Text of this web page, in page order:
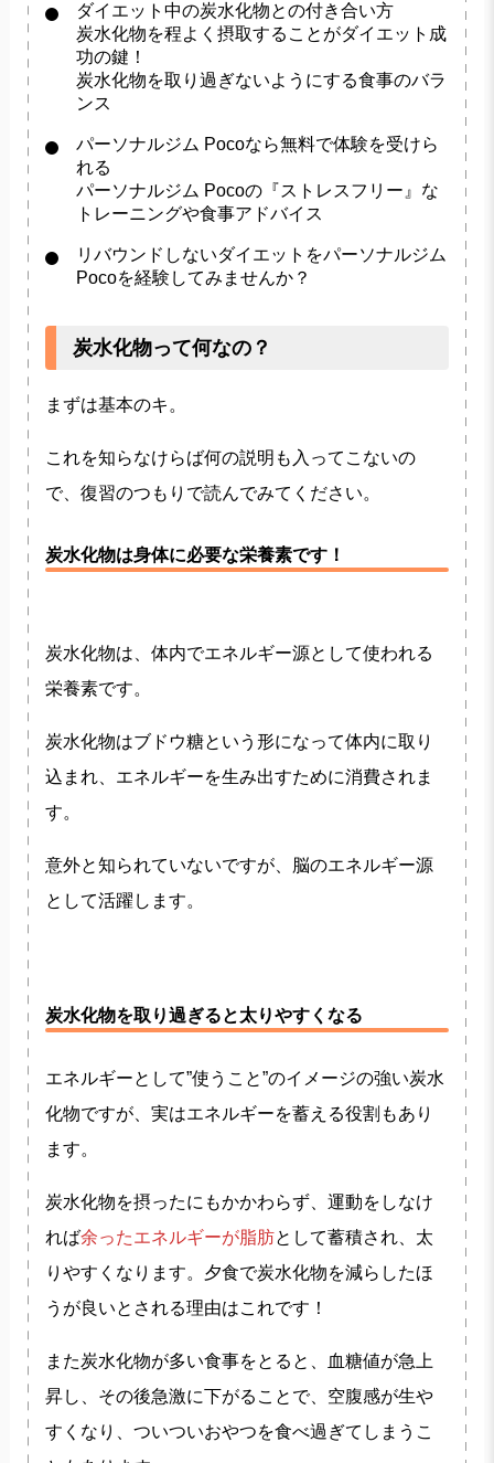
ダイエット中の炭水化物との付き合い方
炭水化物を程よく摂取することがダイエット成
功の鍵！
炭水化物を取り過ぎないようにする食事のバラ
ンス
パーソナルジム Pocoなら無料で体験を受けら
れる
パーソナルジム Pocoの『ストレスフリー』な
トレーニングや食事アドバイス
リバウンドしないダイエットをパーソナルジム
Pocoを経験してみませんか？
炭水化物って何なの？
まずは基本のキ。
これを知らなけらば何の説明も入ってこないの
で、復習のつもりで読んでみてください。
炭水化物は身体に必要な栄養素です！
炭水化物は、体内でエネルギー源として使われる
栄養素です。
炭水化物はブドウ糖という形になって体内に取り
込まれ、エネルギーを生み出すために消費されま
す。
意外と知られていないですが、脳のエネルギー源
として活躍します。
炭水化物を取り過ぎると太りやすくなる
エネルギーとして”使うこと”のイメージの強い炭水
化物ですが、実はエネルギーを蓄える役割 もあり
ます。
炭水化物を摂ったにもかかわらず、運動をしなけ
れば余ったエネルギーが脂肪として蓄積され、太
りやすくなります。夕食で炭水化物を減らしたほ
うが良いとされる理由はこれです！
また炭水化物が多い食事をとると、血糖値が急上
昇し、その後急激に下がることで、空腹感が生や
すくなり、ついついおやつを食べ過ぎてしまうこ